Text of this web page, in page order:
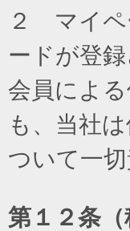
２ マイペ
ードが登
会員によ
も、当社
ついて一切
第１２条（